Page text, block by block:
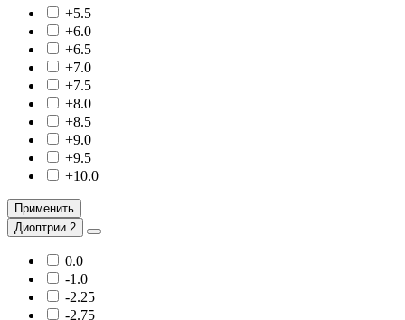
+5.5
+6.0
+6.5
+7.0
+7.5
+8.0
+8.5
+9.0
+9.5
+10.0
Применить
Диоптрии 2
0.0
-1.0
-2.25
-2.75